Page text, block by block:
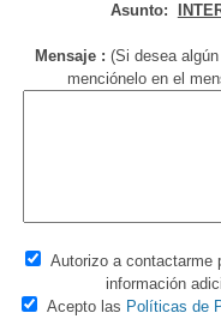
Asunto:
Mensaje : (Si desea
menciónelo en el
Autorizo a contactarme
información
Acepto las Políticas de